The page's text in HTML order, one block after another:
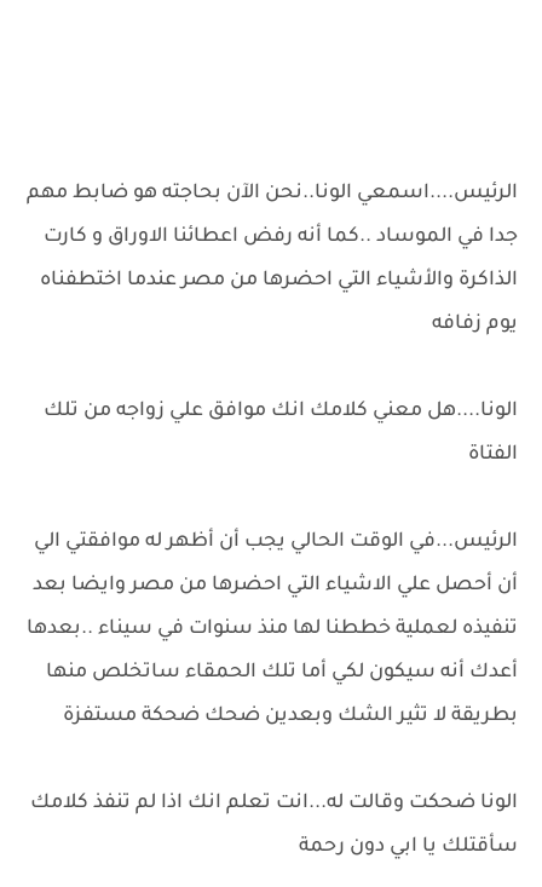
الرئيس....اسمعي الونا..نحن الآن بحاجته هو ضابط مهم
جدا في الموساد ..كما أنه رفض اعطائنا الاوراق و كارت
الذاكرة والأشياء التي احضرها من مصر عندما اختطفناه
يوم زفافه
الونا....هل معني كلامك انك موافق علي زواجه من تلك
الفتاة
الرئيس...في الوقت الحالي يجب أن أظهر له موافقتي الي
أن أحصل علي الاشياء التي احضرها من مصر وايضا بعد
تنفيذه لعملية خططنا لها منذ سنوات في سيناء ..بعدها
أعدك أنه سيكون لكي أما تلك الحمقاء ساتخلص منها
بطريقة لا تثير الشك وبعدين ضحك ضحكة مستفزة
الونا ضحكت وقالت له...انت تعلم انك اذا لم تنفذ كلامك
سأقتلك يا ابي دون رحمة